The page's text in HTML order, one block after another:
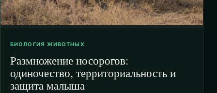
БИОЛОГИЯ ЖИВОТНЫХ
Размножение носорогов:
одиночество, территориальность и
защита малыша